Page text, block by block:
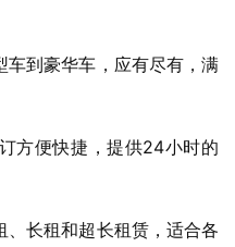
到豪华车，应有尽有，满
便快捷，提供24小时的
长租和超长租赁，适合各